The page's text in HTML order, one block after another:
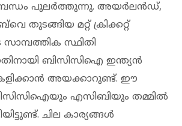
പുലർത്തുന്നു. അയർലൻഡ്,
തുടങ്ങിയ മറ്റ് ക്രിക്കറ്റ്
സ്ഥിതി
ബിസിസിഐ ഇന്ത്യൻ
കളിക്കാൻ അയക്കാറുണ്ട്. ഈ
എസിബിയും തമ്മിൽ
ചില കാര്യങ്ങൾ